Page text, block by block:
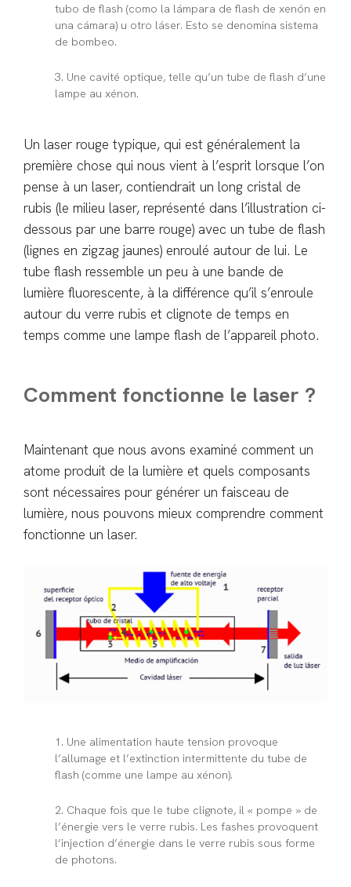
tubo de flash (como la lámpara de flash de xenón en
una cámara) u otro láser. Esto se denomina sistema
de bombeo.
3. Une cavité optique, telle qu’un tube de flash d’une
lampe au xénon.
Un laser rouge typique, qui est généralement la
première chose qui nous vient à l’esprit lorsque l’on
pense à un laser, contiendrait un long cristal de
rubis (le milieu laser, représenté dans l’illustration ci-
dessous par une barre rouge) avec un tube de flash
(lignes en zigzag jaunes) enroulé autour de lui. Le
tube flash ressemble un peu à une bande de
lumière fluorescente, à la différence qu’il s’enroule
autour du verre rubis et clignote de temps en
temps comme une lampe flash de l’appareil photo.
Comment fonctionne le laser ?
Maintenant que nous avons examiné comment un
atome produit de la lumière et quels composants
sont nécessaires pour générer un faisceau de
lumière, nous pouvons mieux comprendre comment
fonctionne un laser.
1. Une alimentation haute tension provoque
l’allumage et l’extinction intermittente du tube de
flash (comme une lampe au xénon).
2. Chaque fois que le tube clignote, il « pompe » de
l’énergie vers le verre rubis. Les fashes provoquent
l’injection d’énergie dans le verre rubis sous forme
de photons.